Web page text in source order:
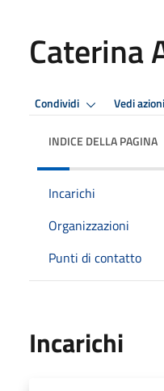
Caterina
Condividi Vedi azioni
INDICE DELLA PAGINA
Incarichi
Organizzazioni
Punti di contatto
Incarichi